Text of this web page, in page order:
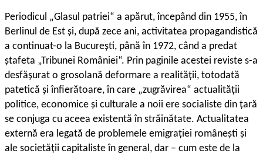
Periodicul „Glasul patriei“ a apărut, începând din 1955, în
Berlinul de Est și, după zece ani, activitatea propagandistică
a continuat-o la București, până în 1972, când a predat
ștafeta „Tribunei României“. Prin paginile acestei reviste s-a
desfășurat o grosolană deformare a realității, totodată
patetică și înfierătoare, în care „zugrăvirea“ actualității
politice, economice și culturale a noii ere socialiste din țară
se conjuga cu aceea existentă în străinătate. Actualitatea
externă era legată de problemele emigrației românești și
ale societății capitaliste în general, dar – cum este de la